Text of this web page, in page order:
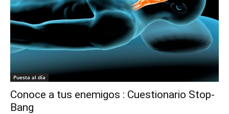
Puesta al día
Conoce a tus enemigos : Cuestionario Stop-
Bang